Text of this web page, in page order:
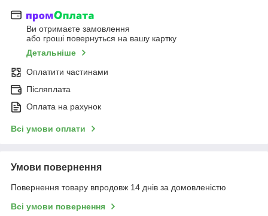
Ви отримаєте замовлення
або гроші повернуться на вашу картку
Детальніше
Оплатити частинами
Післяплата
Оплата на рахунок
Всі умови оплати
Умови повернення
Повернення товару впродовж 14 днів за домовленістю
Всі умови повернення